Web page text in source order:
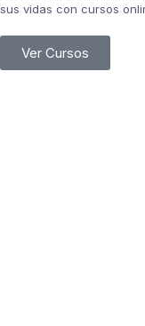
sus vidas con cursos
Ver Cursos